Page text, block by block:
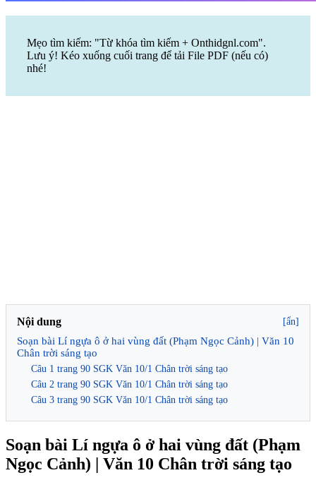
Mẹo tìm kiếm: "Từ khóa tìm kiếm + Onthidgnl.com".
Lưu ý! Kéo xuống cuối trang để tải File PDF (nếu có)
nhé!
Nội dung [ẩn]
Soạn bài Lí ngựa ô ở hai vùng đất (Phạm Ngọc Cảnh) | Văn 10
Chân trời sáng tạo
Câu 1 trang 90 SGK Văn 10/1 Chân trời sáng tạo
Câu 2 trang 90 SGK Văn 10/1 Chân trời sáng tạo
Câu 3 trang 90 SGK Văn 10/1 Chân trời sáng tạo
Soạn bài Lí ngựa ô ở hai vùng đất (Phạm
Ngọc Cảnh) | Văn 10 Chân trời sáng tạo